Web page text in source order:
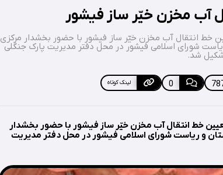
آب مخزن خیّر ساز فیشور
ای به منظور تعیین خط انتقال آب مخزن خیّر ساز فیشور با حضور بخشدار مرکزی
شورای اسلامی فیشور در محل دفتر مدیریت پارک جنگلی
شد.
0 لینک کوتاه
جلسه ای به منظور تعیین خط انتقال آب مخزن خیّر ساز فیشور با حضور بخشدار
و ریاست شورای اسلامی فیشور در محل دفتر مدیریت